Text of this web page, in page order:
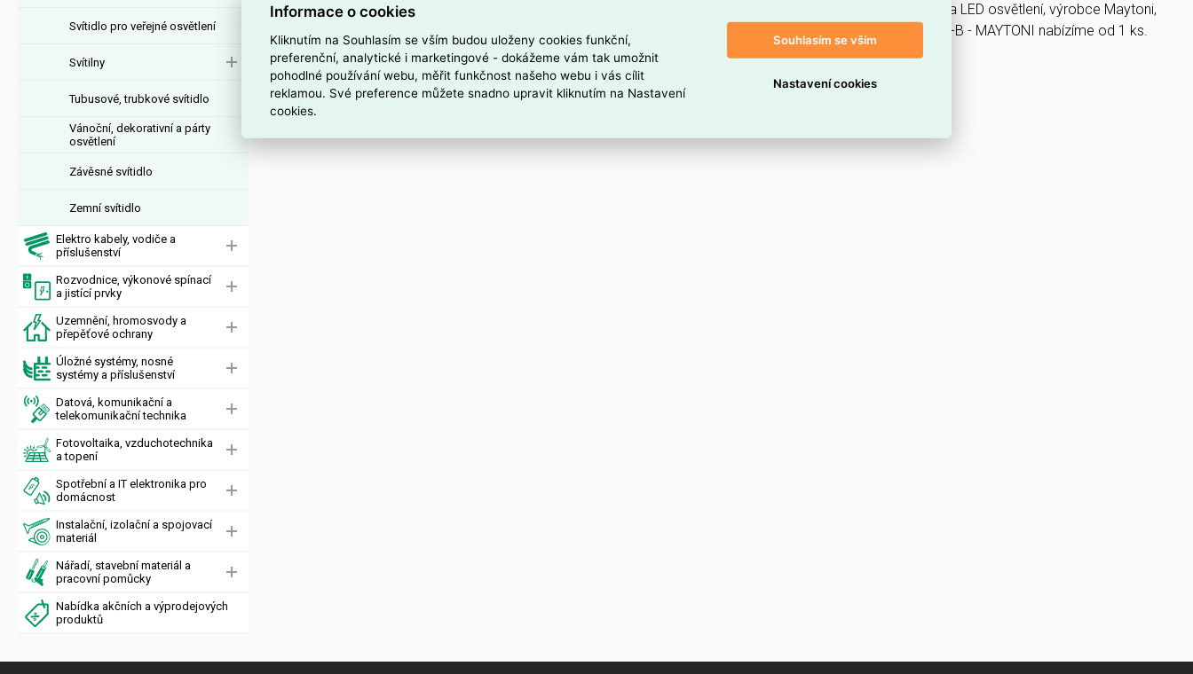
Svítidlo pro veřejné osvětlení
Svítilny
Tubusové, trubkové svítidlo
Vánoční, dekorativní a párty
osvětlení
Závěsné svítidlo
Zemní svítidlo
Elektro kabely, vodiče a
příslušenství
Rozvodnice, výkonové spínací
a jistící prvky
Uzemnění, hromosvody a
přepěťové ochrany
Úložné systémy, nosné
systémy a příslušenství
Datová, komunikační a
telekomunikační technika
Fotovoltaika, vzduchotechnika
a topení
Spotřební a IT elektronika pro
domácnost
Instalační, izolační a spojovací
materiál
Nářadí, stavební materiál a
pracovní pomůcky
Nabídka akčních a výprodejových
produktů
Svítidlo DL042-01-RD-B najdete v kategoriích Svítidla, Reflektory, bodovky, downlighty, Svítidla, světelné zdroje a LED osvětlení, výrobce Maytoni,
EAN 4099776055501, kód dodavatele DL042-01-RD-B. Vestavné svítidlo Dot GU10x1 50W IP 20 DL042-01-RD-B - MAYTONI nabízíme od 1 ks.
Kód EMAS Svítidlo DL042-01-RD-B je ELSVOS1787320.
Interní název produktu
Svítidlo DL042-01-RD-B
Informace o cookies
Kliknutím na Souhlasím se vším budou uloženy cookies funkční,
preferenční, analytické i marketingové - dokážeme vám tak umožnit
pohodlné používání webu, měřit funkčnost našeho webu i vás cílit
reklamou. Své preference můžete snadno upravit kliknutím na Nastavení
cookies.
Souhlasím se vším
Nastavení cookies